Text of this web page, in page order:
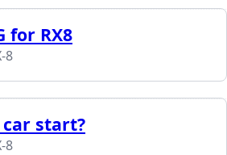
for RX8
8
car start?
8